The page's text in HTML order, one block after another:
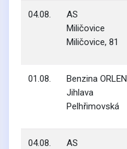
04.08.
AS
Miličovice
Miličovice, 81
01.08.
Benzina ORLEN
Jihlava
Pelhřimovská
04.08.
AS